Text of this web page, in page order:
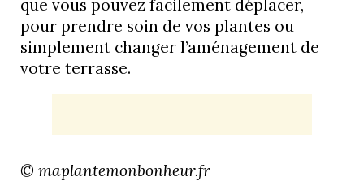
que vous pouvez facilement déplacer,
pour prendre soin de vos plantes ou
simplement changer l’aménagement de
votre terrasse.
© maplantemonbonheur.fr